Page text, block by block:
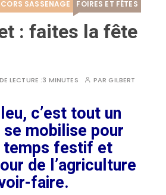
SASSENAGE FOIRES ET FÊTES
: faites la fête
LECTURE :3 MINUTES PARGILBERT
c’est tout un
mobilise pour
temps festif et
de l’agriculture
faire.